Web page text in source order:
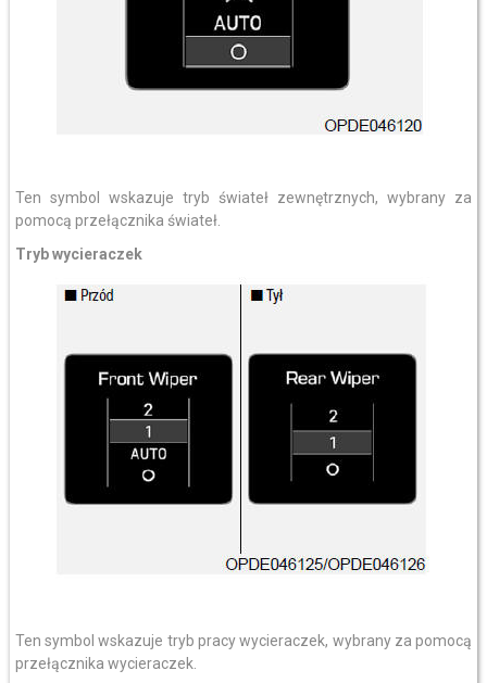
Ten symbol wskazuje tryb świateł zewnętrznych, wybrany za
pomocą przełącznika świateł.
Tryb wycieraczek
Ten symbol wskazuje tryb pracy wycieraczek, wybrany za pomocą
przełącznika wycieraczek.